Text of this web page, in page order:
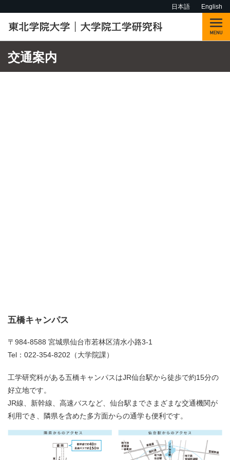
English
日本語
交通案内
五橋キャンパス
〒984-8588 宮城県仙台市若林区清水小路3-1
Tel：022-354-8202（大学院課）
工学研究科がある五橋キャンパスはJR仙台駅から徒歩で約15分の
好立地です。
JR線、新幹線、高速バスなど、仙台駅までさまざまな交通機関が
利用でき、隣県を含めた多方面からの通学も便利です。